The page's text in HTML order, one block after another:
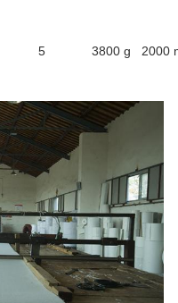
5 3800 g 2000